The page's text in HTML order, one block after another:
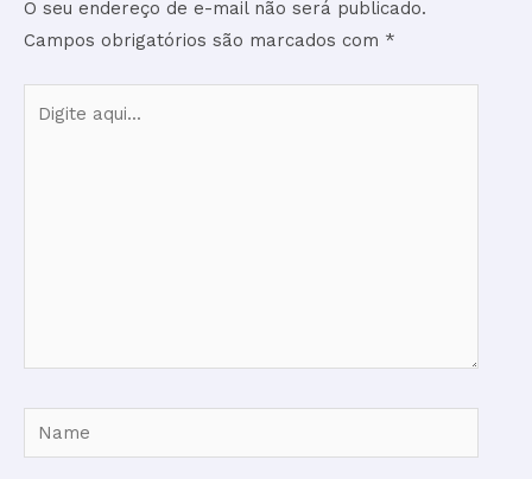
O seu endereço de e-mail não será publicado.
Campos obrigatórios são marcados com *
aqui...
Name